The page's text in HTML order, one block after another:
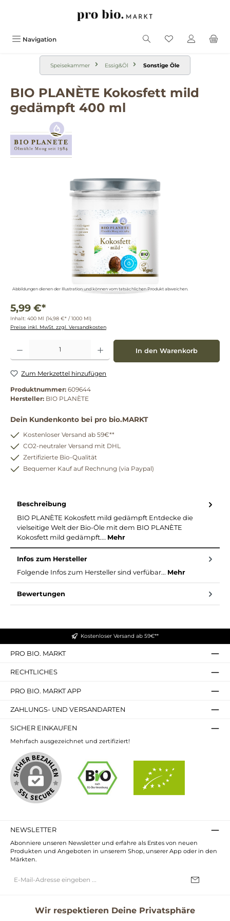
Navigation
Speisekammer Essig&Öl Sonstige Öle
BIO PLANÈTE Kokosfett mild
gedämpft 400 ml
Bildergalerie überspringen
Abbildungen dienen der Illustration und können vom tatsächlichen Produkt abweichen.
5,99 €*
Inhalt: 400 Ml (14,98 €* / 1000 Ml)
Preise inkl. MwSt. zzgl. Versandkosten
Produkt Anzahl: Gib den gewünschten Wert ein oder benutze die Schaltflächen um
In den Warenkorb
Zum Merkzettel hinzufügen
Produktnummer: 609644
Hersteller: BIO PLANÈTE
Dein Kundenkonto bei pro bio.MARKT
Kostenloser Versand ab 59€**
CO2-neutraler Versand mit DHL
Zertifizierte Bio-Qualität
Bequemer Kauf auf Rechnung (via Paypal)
Beschreibung
BIO PLANÈTE Kokosfett mild gedämpft Entdecke die
vielseitige Welt der Bio-Öle mit dem BIO PLANÈTE
Kokosfett mild gedämpft.… Mehr
Infos zum Hersteller
Folgende Infos zum Hersteller sind verfübar... Mehr
Bewertungen
Kostenloser Versand ab 59€**
PRO BIO. MARKT
RECHTLICHES
PRO BIO. MARKT APP
ZAHLUNGS- UND VERSANDARTEN
SICHER EINKAUFEN
Mehrfach ausgezeichnet und zertifiziert!
NEWSLETTER
Abonniere unseren Newsletter und erfahre als Erstes von neuen
Produkten und Angeboten in unserem Shop, unserer App oder in den
Märkten.
Mail-
Wir respektieren Deine Privatsphäre